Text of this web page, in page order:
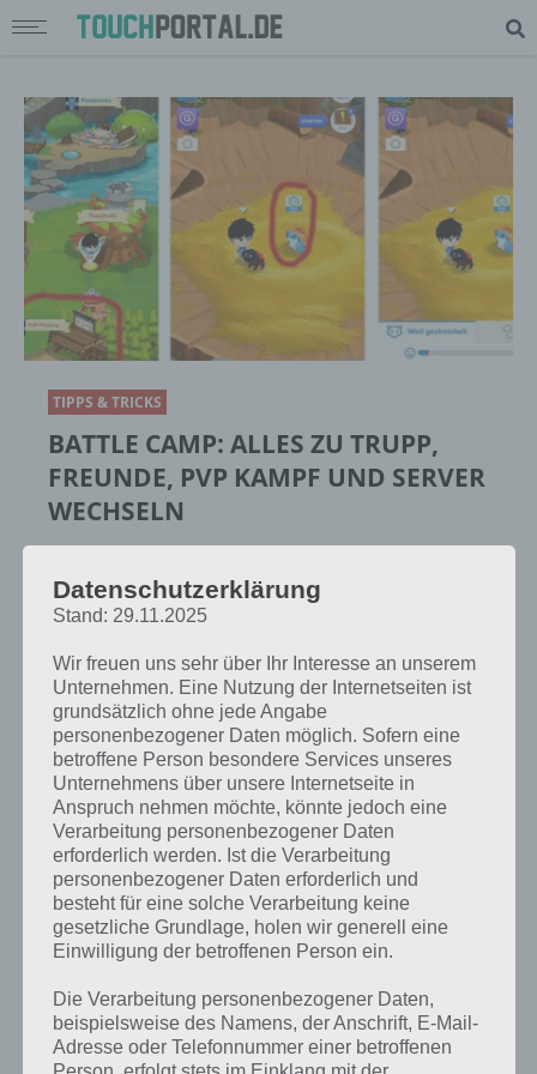
TIPPS & TRICKS
BATTLE CAMP: ALLES ZU TRUPP,
FREUNDE, PVP KAMPF UND SERVER
WECHSELN
PAUL STELZER-03. SEPTEMBER 2014
[caption id="attachment_18028" align="alignright"
width="150"] Battle Camp von PennyPop[/caption] Hier
PvP Kampf und Server wechseln in der Spiele App
Battle Camp…
TIPPS & TRICKS
Datenschutzerklärung
Stand: 29.11.2025
Wir freuen uns sehr über Ihr Interesse an unserem
Unternehmen. Eine Nutzung der Internetseiten ist
grundsätzlich ohne jede Angabe
personenbezogener Daten möglich. Sofern eine
betroffene Person besondere Services unseres
Unternehmens über unsere Internetseite in
Anspruch nehmen möchte, könnte jedoch eine
Verarbeitung personenbezogener Daten
erforderlich werden. Ist die Verarbeitung
personenbezogener Daten erforderlich und
besteht für eine solche Verarbeitung keine
gesetzliche Grundlage, holen wir generell eine
Einwilligung der betroffenen Person ein.
Die Verarbeitung personenbezogener Daten,
beispielsweise des Namens, der Anschrift, E-Mail-
Adresse oder Telefonnummer einer betroffenen